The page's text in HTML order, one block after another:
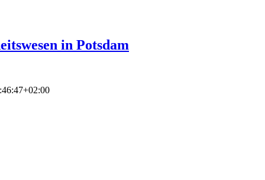
in Potsdam